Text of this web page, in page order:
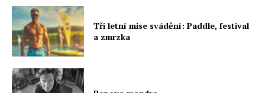
Tři letní mise svádění: Paddle, festival
a zmrzka